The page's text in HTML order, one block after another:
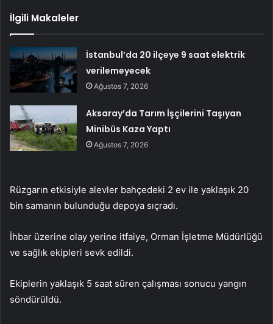
İlgili Makaleler
İstanbul’da 20 ilçeye 9 saat elektrik
verilemeyecek
Ağustos 7, 2026
Aksaray’da Tarım İşçilerini Taşıyan
Minibüs Kaza Yaptı
Ağustos 7, 2026
Rüzgarın etkisiyle alevler bahçedeki 2 ev ile yaklaşık 20
bin samanın bulunduğu depoya sıçradı.
İhbar üzerine olay yerine itfaiye, Orman İşletme Müdürlüğü
ve sağlık ekipleri sevk edildi.
Ekiplerin yaklaşık 5 saat süren çalışması sonucu yangın
söndürüldü.